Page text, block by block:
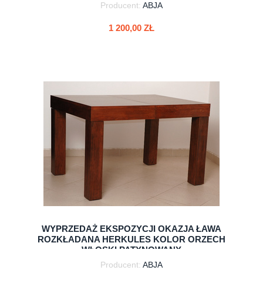
Producent: ABJA
1 200,00 ZŁ
WYPRZEDAŻ EKSPOZYCJI OKAZJA ŁAWA
ROZKŁADANA HERKULES KOLOR ORZECH
WŁOSKI PATYNOWANY
Producent: ABJA